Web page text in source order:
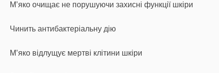
М’яко очищає не порушуючи захисні функції шкіри
Чинить антибактеріальну дію
М’яко відлущує мертві клітини шкіри